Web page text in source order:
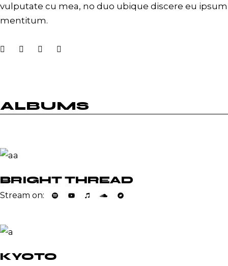
vulputate cu mea, no duo ubique discere eu ipsum
mentitum.
ALBUMS
BRIGHT THREAD
Stream on:
KYOTO